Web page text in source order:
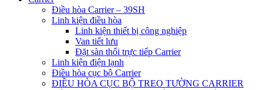
Điều hòa Carrier – 39SH
Linh kiện điều hòa
Linh kiện thiết bị công nghiệp
Van tiết lưu
Đặt sàn thổi trực tiếp Carrier
Linh kiện điện lạnh
Điều hòa cục bộ Carrier
ĐIỀU HÒA CỤC BỘ TREO TƯỜNG CARRIER